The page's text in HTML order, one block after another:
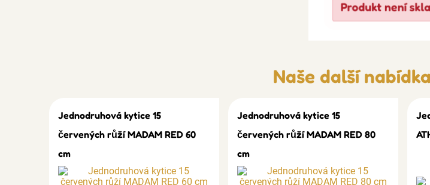
Produkt není
Naše další
Jednodruhová kytice 15
červených růží MADAM RED 60
cm
Jednodruhová kytice 15
červených růží MADAM RED 80
cm